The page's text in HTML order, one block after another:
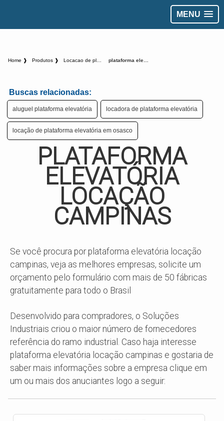
MENU
Home ❱ Produtos ❱
Buscas relacionadas:
aluguel plataforma elevatória locadora de plataforma elevatória
locação de plataforma elevatória em osasco
PLATAFORMA
ELEVATÓRIA
LOCAÇÃO
CAMPINAS
Se você procura por plataforma elevatória locação
campinas, veja as melhores empresas, solicite um
orçamento pelo formulário com mais de 50 fábricas
gratuitamente para todo o Brasil
Desenvolvido para compradores, o Soluções
Industriais criou o maior número de fornecedores
referência do ramo industrial. Caso haja interesse
plataforma elevatória locação campinas e gostaria de
saber mais informações sobre a empresa clique em
um ou mais dos anuciantes logo a seguir: